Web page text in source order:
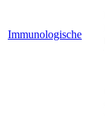
Immunologische